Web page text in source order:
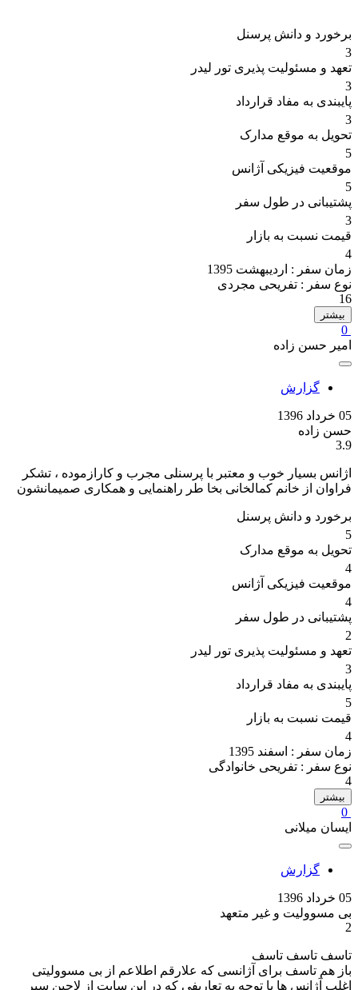
برخورد و دانش پرسنل
3
تعهد و مسئولیت پذیری تور لیدر
3
پایبندی به مفاد قرارداد
3
تحویل به موقع مدارک
5
موقعیت فیزیکی آژانس
5
پشتیبانی در طول سفر
3
قیمت نسبت به بازار
4
زمان سفر : اردیبهشت 1395
نوع سفر : تفریحی مجردی
16
بیشتر
0
امیر حسن زاده
گزارش
05 خرداد 1396
حسن زاده
3.9
اژانس بسیار خوب و معتبر با پرسنلی مجرب و کارازموده ، تشکر
فراوان از خانم کمالخانی بخا طر راهنمایی و همکاری صمیمانشون
برخورد و دانش پرسنل
5
تحویل به موقع مدارک
4
موقعیت فیزیکی آژانس
4
پشتیبانی در طول سفر
2
تعهد و مسئولیت پذیری تور لیدر
3
پایبندی به مفاد قرارداد
5
قیمت نسبت به بازار
4
زمان سفر : اسفند 1395
نوع سفر : تفریحی خانوادگی
4
بیشتر
0
ایسان میلانی
گزارش
05 خرداد 1396
بی مسوولیت و غیر متعهد
2
تاسف تاسف تاسف
باز هم تاسف برای آژانسی که علارقم اطلاعم از بی مسوولیتی
اغلب آژانس ها با توجه به تعاریفی که در این سایت از لاچین سیر